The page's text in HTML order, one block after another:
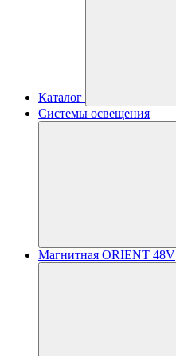
Каталог
Системы освещения
Магнитная ORIENT 48V